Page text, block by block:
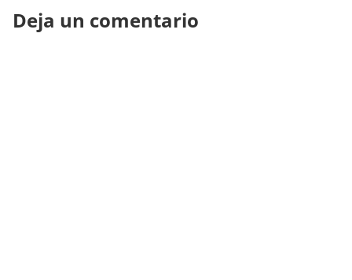
Deja un comentario